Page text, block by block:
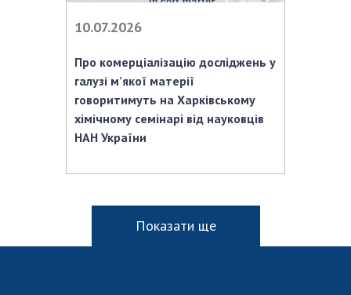
10.07.2026
Про комерціалізацію досліджень у
галузі м’якої матерії
говоритимуть на Харківському
хімічному семінарі від науковців
НАН України
Показати ще